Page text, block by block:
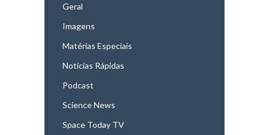
Geral
Imagens
Matérias Especiais
Notícias Rápidas
Podcast
Science News
Space Today TV